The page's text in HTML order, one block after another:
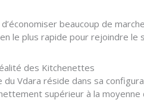
beaucoup de
le plus rapide pour rejoindre
des Kitchenettes
du Vdara réside dans sa
nettement supérieur à la